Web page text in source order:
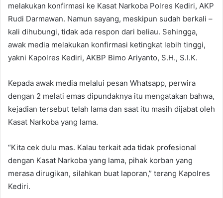
melakukan konfirmasi ke Kasat Narkoba Polres Kediri, AKP
Rudi Darmawan. Namun sayang, meskipun sudah berkali –
kali dihubungi, tidak ada respon dari beliau. Sehingga,
awak media melakukan konfirmasi ketingkat lebih tinggi,
yakni Kapolres Kediri, AKBP Bimo Ariyanto, S.H., S.I.K.
Kepada awak media melalui pesan Whatsapp, perwira
dengan 2 melati emas dipundaknya itu mengatakan bahwa,
kejadian tersebut telah lama dan saat itu masih dijabat oleh
Kasat Narkoba yang lama.
“Kita cek dulu mas. Kalau terkait ada tidak profesional
dengan Kasat Narkoba yang lama, pihak korban yang
merasa dirugikan, silahkan buat laporan,” terang Kapolres
Kediri.